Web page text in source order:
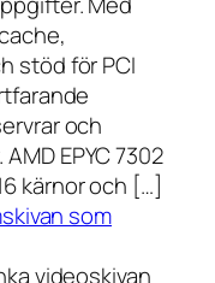
stöd för PCI
och
EPYC 7302
kärnor och […]
som
videoskivan